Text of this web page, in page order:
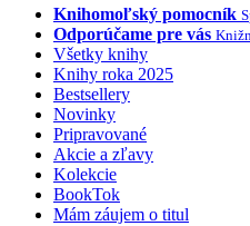
Knihomoľský pomocník
Odporúčame pre vás
Všetky knihy
Knihy roka 2025
Bestsellery
Novinky
Pripravované
Akcie a zľavy
Kolekcie
BookTok
Mám záujem o titul